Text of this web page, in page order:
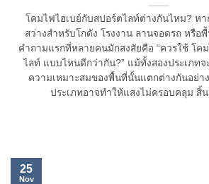
โคมไฟไฮเบย์กับสปอร์ตไลท์ต่างกันไหม? ห
สว่างสำหรับโกดัง โรงงาน ลานจอดรถ หรื
คำถามแรกที่หลายคนมักสงสัยคือ “ควรใช้ โค
ไลท์ แบบไหนดีกว่ากัน?” แม้ทั้งสองประเภท
ความเหมาะสมของพื้นที่นั้นแตกต่างกันอย่า
ประเภทอาจทำให้แสงไม่ครอบคลุม สิ้
25
Nov